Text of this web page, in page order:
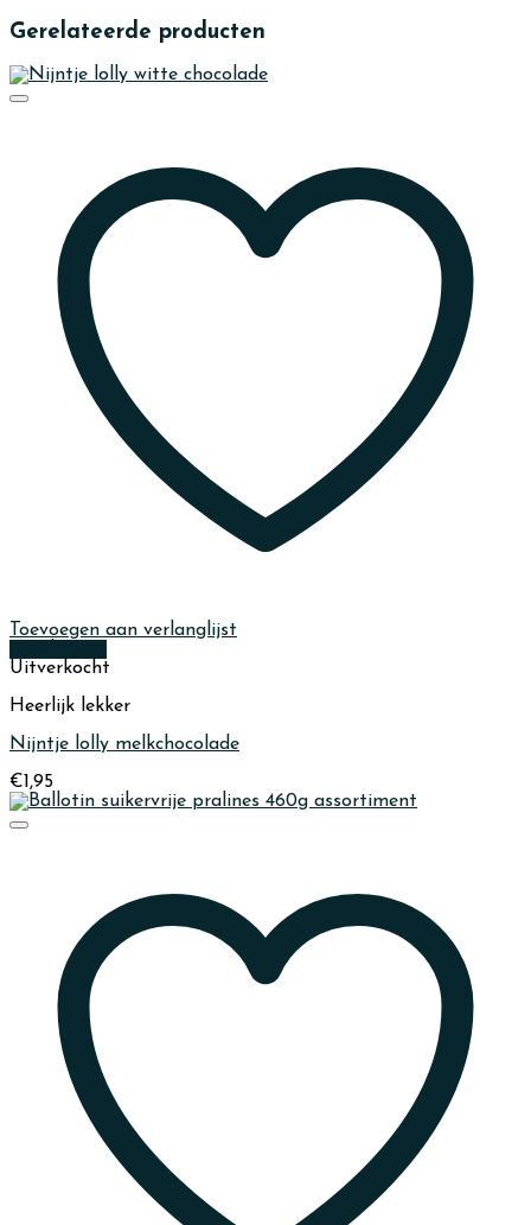
Gerelateerde producten
Toevoegen aan verlanglijst
Uitverkocht
Heerlijk lekker
Nijntje lolly melkchocolade
€1,95